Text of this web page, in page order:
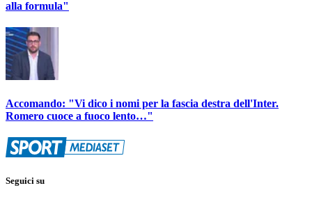
alla formula"
Accomando: "Vi dico i nomi per la fascia destra dell'Inter.
Romero cuoce a fuoco lento…"
Seguici su